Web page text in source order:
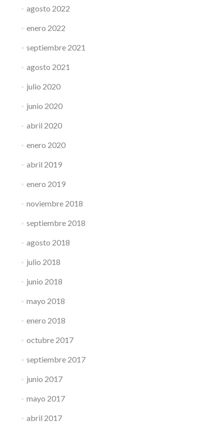
agosto 2022
enero 2022
septiembre 2021
agosto 2021
julio 2020
junio 2020
abril 2020
enero 2020
abril 2019
enero 2019
noviembre 2018
septiembre 2018
agosto 2018
julio 2018
junio 2018
mayo 2018
enero 2018
octubre 2017
septiembre 2017
junio 2017
mayo 2017
abril 2017